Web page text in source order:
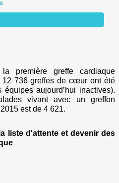
première greffe cardiaque
12 736 greffes de cœur ont été
aujourd’hui inactives).
vivant avec un greffon
est de 4 621.
liste d'attente et devenir des